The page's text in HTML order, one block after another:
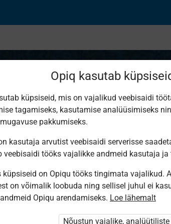
Opiqusse sisse logitud.
paketi
Opiq kasutab
küpsiseid, mis on vajalikud veebisaidi
tagamiseks, kasutamise analüüsimiseks
pakkumiseks.
kasutaja arvutist veebisaidi serverisse
veebisaidi tööks vajalikke andmeid kasutaja ja
küpsiseid on Opiqu tööks tingimata vajalikud.
on võimalik loobuda ning sellisel juhul ei
Opiqu arendamiseks. Loe lähemalt
Nõustun vajalike,